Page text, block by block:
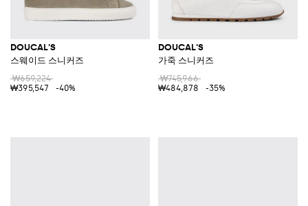
DOUCAL'S
스웨이드 스니커즈
₩659,224
₩395,547
-40%
DOUCAL'S
가죽 스니커즈
₩745,966
₩484,878
-35%